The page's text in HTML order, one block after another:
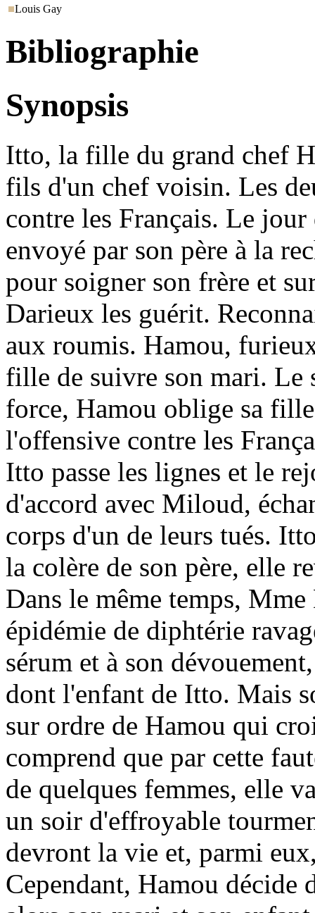
Louis Gay
Bibliographie
Synopsis
Itto, la fille du grand chef
fils d'un chef voisin. Les
contre les Français. Le
envoyé par son père à la
pour soigner son frère et
Darieux les guérit.
aux roumis. Hamou,
fille de suivre son mari.
force, Hamou oblige sa
l'offensive contre les
Itto passe les lignes et le
d'accord avec Miloud,
corps d'un de leurs tués.
la colère de son père, elle
Dans le même temps,
épidémie de diphtérie
sérum et à son
dont l'enfant de Itto. Mais
sur ordre de Hamou qui
comprend que par cette
de quelques femmes, elle
un soir d'effroyable
devront la vie et, parmi
Cependant, Hamou décide